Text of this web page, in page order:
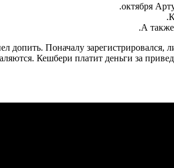
А
допить. Поначалу
Кешбери платит деньги за